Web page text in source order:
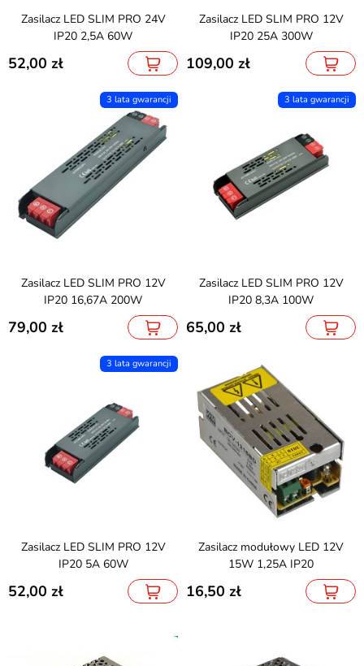
Zasilacz LED SLIM PRO 24V
IP20 2,5A 60W
52,00
Zasilacz LED SLIM PRO 12V
IP20 25A 300W
109,00
3 lata gwarancji
Zasilacz LED SLIM PRO 12V
IP20 16,67A 200W
79,00
3 lata gwarancji
Zasilacz LED SLIM PRO 12V
IP20 8,3A 100W
65,00
3 lata gwarancji
Zasilacz LED SLIM PRO 12V
IP20 5A 60W
52,00
Zasilacz modułowy LED 12V
15W 1,25A IP20
16,50